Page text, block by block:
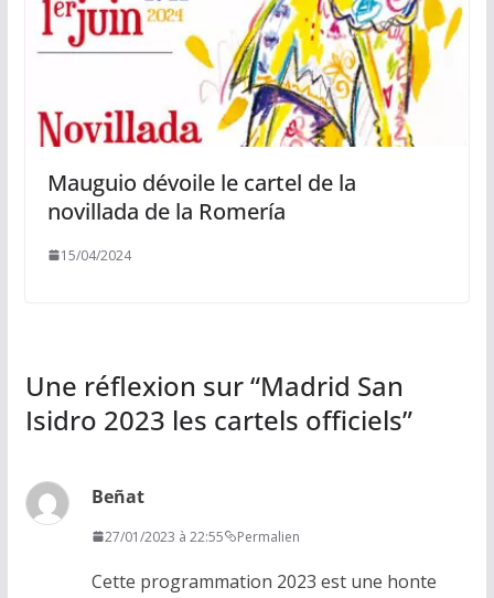
Mauguio dévoile le cartel de la
novillada de la Romería
15/04/2024
Une réflexion sur “Madrid San
Isidro 2023 les cartels officiels”
Beñat
27/01/2023 à 22:55 Permalien
Cette programmation 2023 est une honte